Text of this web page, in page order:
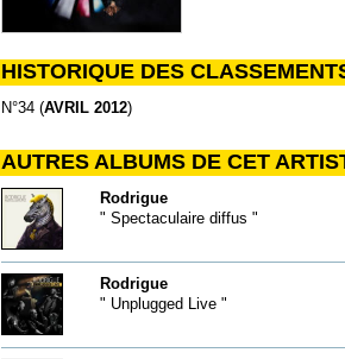
HISTORIQUE DES
N°34 (AVRIL 2012)
AUTRES ALBUMS DE CET
Rodrigue
" Spectaculaire diffus "
Rodrigue
" Unplugged Live "